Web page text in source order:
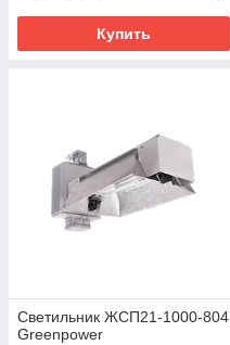
Купить
Светильник ЖСП21-1000-804
Greenpower